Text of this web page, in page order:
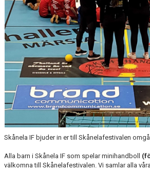
Skånela IF bjuder in er till Skånelafestivalen
Alla barn i Skånela IF som spelar minihandboll
välkomna till Skånelafestivalen. Vi samlar alla